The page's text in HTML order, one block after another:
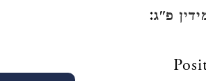
פ"ג: